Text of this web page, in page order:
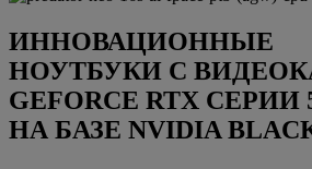
ИННОВАЦИОННЫЕ
НОУТБУКИ С
GEFORCE RTX СЕРИИ
НА БАЗЕ NVIDIA